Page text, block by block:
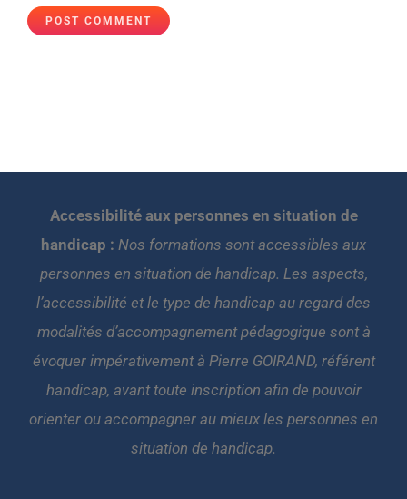
Accessibilité aux personnes en situation de
handicap : Nos formations sont accessibles aux
personnes en situation de handicap. Les aspects,
l’accessibilité et le type de handicap au regard des
modalités d’accompagnement pédagogique sont à
évoquer impérativement à Pierre GOIRAND, référent
handicap, avant toute inscription afin de pouvoir
orienter ou accompagner au mieux les personnes en
situation de handicap.